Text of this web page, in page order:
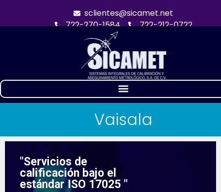
sclientes@sicamet.net
722-270-1584
722-212-0722
Vaisala
"Servicios de
calificación bajo el
estándar ISO 17025 "